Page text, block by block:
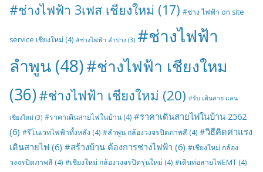
#ช่างไฟฟ้า 3เฟส เชียงใหม่ (17) #ช่าง ไฟฟ้า on site
service เชียงใหม่ (4) #ช่างไฟฟ้า ลำปาง (3) #ช่างไฟฟ้า
ลำพูน (48)#ช่างไฟฟ้า เชียงใหม
(36)#ช่างไฟฟ้า เชียงใหม่ (20) #รับ เดินสาย แลน
เชียงใหม่ (3) #ราคาเดินสายไฟในบ้าน (4) #ราคาเดินสายไฟในบ้าน 2562
(6) #รีโนเวทไฟฟ้าทั้งหลัง (4) #ลำพูน กล้องวงจรปิดภาพสี (4) #วิธีคิดค่าแรง
เดินสายไฟ (6) #สร้างบ้าน ต้องการช่างไฟฟ้า (6) #เชียงใหม่ กล้อง
วงจรปิดภาพสี (4) #เชียงใหม่ กล้องวงจรปิดรุ่นใหม่ (4) #เดินท่อสายไฟEMT (4)